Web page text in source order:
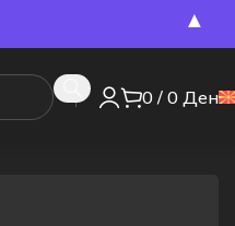
0 / 0 Ден
▲